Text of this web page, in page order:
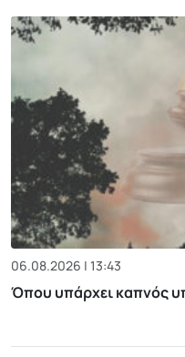
06.08.2026 | 13:43
Όπου υπάρχει καπνός